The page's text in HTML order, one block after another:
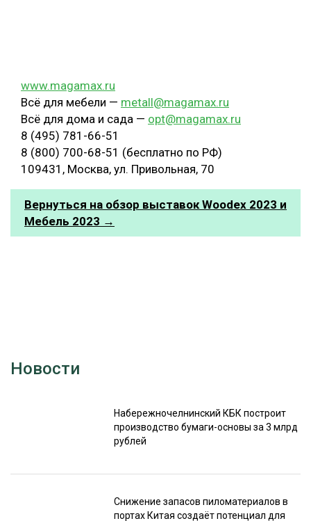
www.magamax.ru
Всё для мебели — metall@magamax.ru
Всё для дома и сада — opt@magamax.ru
8 (495) 781-66-51
8 (800) 700-68-51 (бесплатно по РФ)
109431, Москва, ул. Привольная, 70
Вернуться на обзор выставок Woodex 2023 и
Мебель 2023 →
Новости
Набережночелнинский КБК построит
производство бумаги-основы за 3 млрд
рублей
Снижение запасов пиломатериалов в
портах Китая создаёт потенциал для